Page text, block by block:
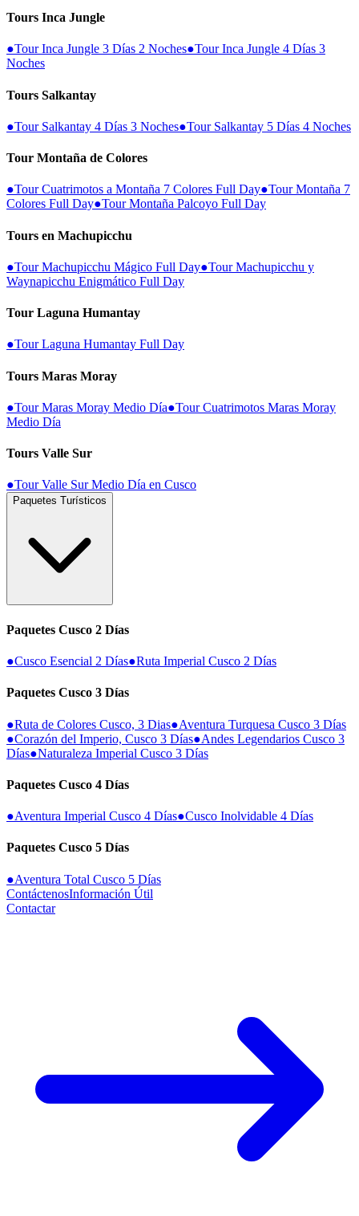
Tours Inca Jungle
●Tour Inca Jungle 3 Días 2 Noches●Tour Inca Jungle 4 Días 3
Noches
Tours Salkantay
●Tour Salkantay 4 Días 3 Noches●Tour Salkantay 5 Días 4 Noches
Tour Montaña de Colores
●Tour Cuatrimotos a Montaña 7 Colores Full Day●Tour Montaña 7
Colores Full Day●Tour Montaña Palcoyo Full Day
Tours en Machupicchu
●Tour Machupicchu Mágico Full Day●Tour Machupicchu y
Waynapicchu Enigmático Full Day
Tour Laguna Humantay
●Tour Laguna Humantay Full Day
Tours Maras Moray
●Tour Maras Moray Medio Día●Tour Cuatrimotos Maras Moray
Medio Día
Tours Valle Sur
●Tour Valle Sur Medio Día en Cusco
Paquetes Turísticos
Paquetes Cusco 2 Días
●Cusco Esencial 2 Días●Ruta Imperial Cusco 2 Días
Paquetes Cusco 3 Días
●Ruta de Colores Cusco, 3 Dias●Aventura Turquesa Cusco 3 Días
●Corazón del Imperio, Cusco 3 Días●Andes Legendarios Cusco 3
Días●Naturaleza Imperial Cusco 3 Días
Paquetes Cusco 4 Días
●Aventura Imperial Cusco 4 Días●Cusco Inolvidable 4 Días
Paquetes Cusco 5 Días
●Aventura Total Cusco 5 Días
ContáctenosInformación Útil
Contactar